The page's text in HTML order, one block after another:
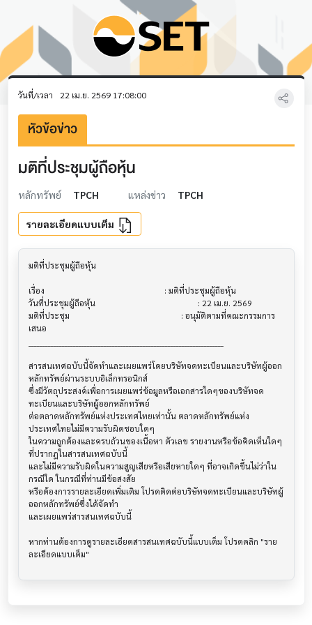
วันที่/เวลา 22 เม.ย. 2569 17:08:00
หัวข้อข่าว
มติที่ประชุมผู้ถือหุ้น
หลักทรัพย์ TPCH แหล่งข่าว TPCH
รายละเอียดแบบเต็ม
มติที่ประชุมผู้ถือหุ้น
เรื่อง                                  			 : มติที่ประชุมผู้ถือหุ้น
วันที่ประชุมผู้ถือหุ้น                        			 : 22 เม.ย. 2569
มติที่ประชุม                              			 : อนุมัติตามที่คณะกรรมการ
เสนอ
สารสนเทศฉบับนี้จัดทำและเผยแพร่โดยบริษัทจดทะเบียนและบริษัทผู้ออก
หลักทรัพย์ผ่านระบบอิเล็กทรอนิกส์
ซึ่งมีวัตถุประสงค์เพื่อการเผยแพร่ข้อมูลหรือเอกสารใดๆของบริษัทจด
ทะเบียนและบริษัทผู้ออกหลักทรัพย์
ต่อตลาดหลักทรัพย์แห่งประเทศไทยเท่านั้น ตลาดหลักทรัพย์แห่ง
ประเทศไทยไม่มีความรับผิดชอบใดๆ
ในความถูกต้องและครบถ้วนของเนื้อหา ตัวเลข รายงานหรือข้อคิดเห็นใดๆ
ที่ปรากฎในสารสนเทศฉบับนี้
และไม่มีความรับผิดในความสูญเสียหรือเสียหายใดๆ ที่อาจเกิดขึ้นไม่ว่าใน
กรณีใด ในกรณีที่ท่านมีข้อสงสัย
หรือต้องการรายละเอียดเพิ่มเติม โปรดติดต่อบริษัทจดทะเบียนและบริษัทผู้
ออกหลักทรัพย์ซึ่งได้จัดทำ
และเผยแพร่สารสนเทศฉบับนี้
หากท่านต้องการดูรายละเอียดสารสนเทศฉบับนี้แบบเต็ม โปรดคลิก "ราย